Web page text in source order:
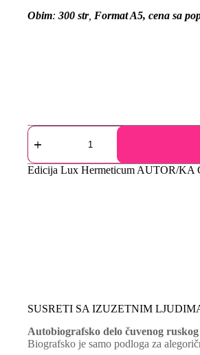
Obim: 300 str, Format A5, cena sa
Edicija Lux Hermeticum AUTOR/KA
SUSRETI SA IZUZETNIM
Autobiografsko delo čuvenog
Biografsko je samo podloga za